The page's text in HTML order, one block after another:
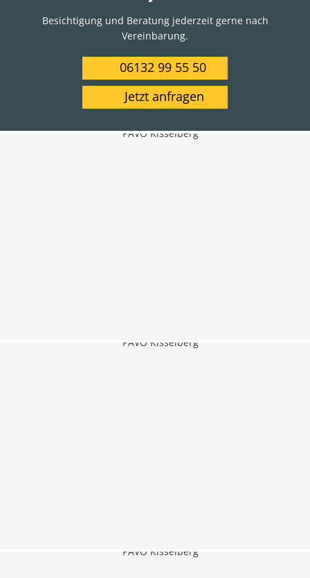
Besichtigung und Beratung jederzeit gerne nach
Vereinbarung.
06132 99 55 50
Jetzt anfragen